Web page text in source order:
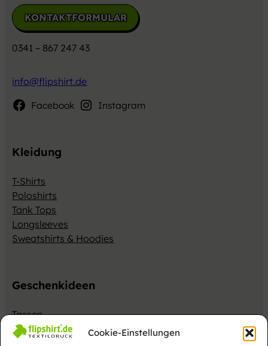
Cookie-Einstellungen
KONTAKTFORMULAR
0341 – 867 247 43
info@flipshirt.de
Facebook
Instagram
Kleidung
T-Shirts
Poloshirts
Tank Tops
Longsleeves
Sweatshirts & Hoodies
Geschenkideen
Tassen
Taschen & Rucksäcke